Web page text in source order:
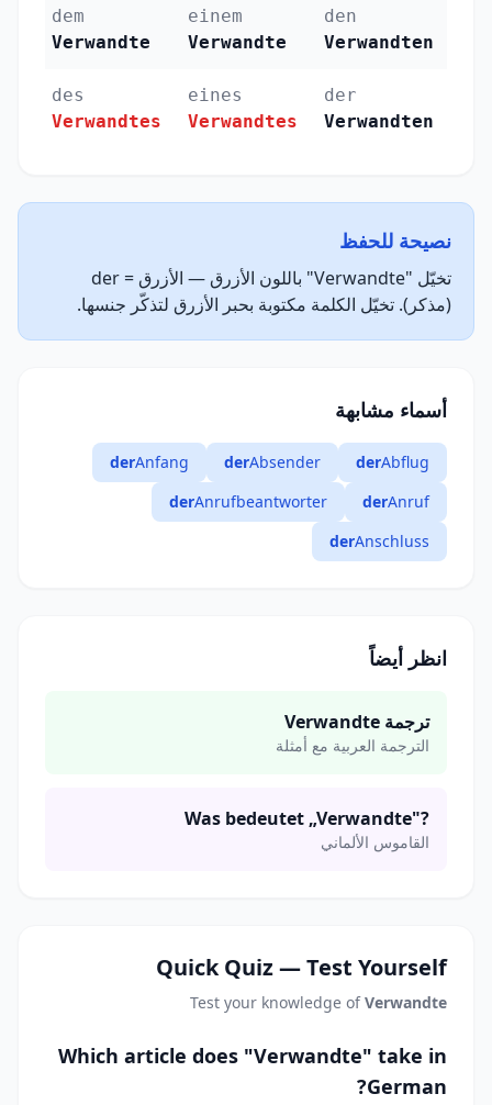
dem
Verwandte
einem
Verwandte
den
Verwandten
des
Verwandtes
eines
Verwandtes
der
Verwandten
نصيحة للحفظ
تخيّل "Verwandte" باللون الأزرق — الأزرق = der
(مذكر). تخيّل الكلمة مكتوبة بحبر الأزرق لتذكّر جنسها.
أسماء مشابهة
derAbflug
derAbsender
derAnfang
derAnruf
derAnrufbeantworter
derAnschluss
انظر أيضاً
ترجمة Verwandte
الترجمة العربية مع أمثلة
Was bedeutet „Verwandte"?
القاموس الألماني
Quick Quiz — Test Yourself
Test your knowledge ofVerwandte
Which article does "Verwandte" take in
German?